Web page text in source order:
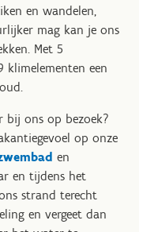
en wandelen,
mag kan je ons
Met 5
klimelementen een
bij ons op bezoek?
op onze
en
en tijdens het
strand terecht
en vergeet dan